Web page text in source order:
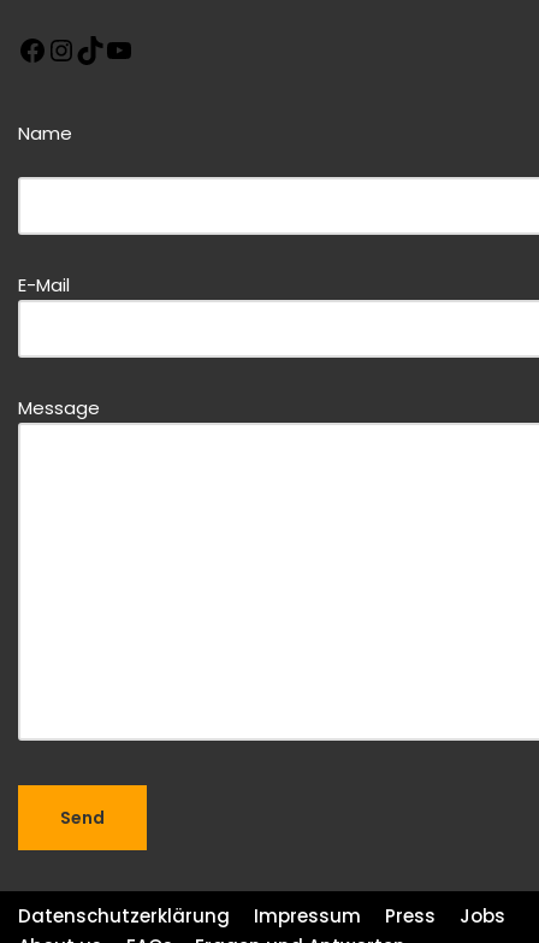
Name
Bitte dieses Feld leer lassen!
Bitte dieses Feld leer lassen!
E-Mail
Message
Datenschutzerklärung Impressum Press
Jobs